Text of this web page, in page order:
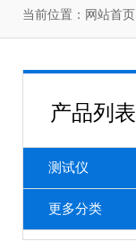
当前位置： 网站首页
产品列表
测试仪
更多分类